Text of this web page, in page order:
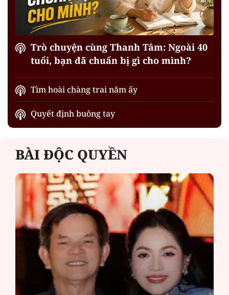
Trò chuyện cùng Thanh Tâm: Ngoài 40
tuổi, bạn đã chuẩn bị gì cho mình?
Tìm hoài chàng trai năm ấy
Quyết định buông tay
BÀI ĐỘC QUYỀN